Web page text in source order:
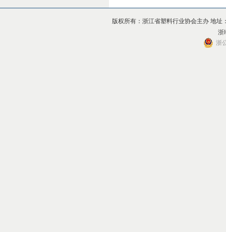
版权所有：浙江省塑料行业协会主办 地
浙
浙